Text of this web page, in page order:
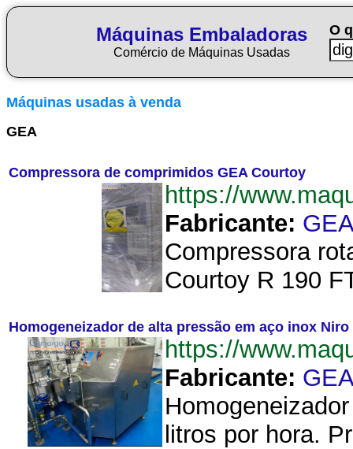
Máquinas Embaladoras
Comércio de Máquinas Usadas
O
Máquinas usadas à venda
GEA
Compressora de comprimidos GEA Courtoy
https://
Fabricante:
Compressora
Courtoy R 190
Homogeneizador de alta pressão em aço inox Niro
https://
Fabricante:
litros por hora.